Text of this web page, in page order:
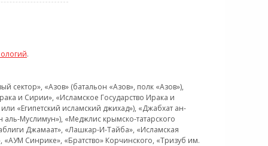
.
«Азов» (батальон «Азов», полк «Азов»),
и Сирии», «Исламское Государство Ирака и
«Египетский исламский джихад»), «Джабхат ан-
Муслимун»), «Меджлис крымско-татарского
Джамаат», «Лашкар-И-Тайба», «Исламская
Синрике», «Братство» Корчинского, «Тризуб им.